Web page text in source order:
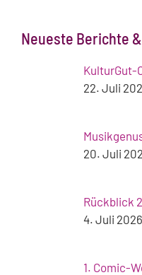
Neueste Berichte
KulturGut-
22. Juli
20. Juli
Rückblick
4. Juli 2026
1. Comic-